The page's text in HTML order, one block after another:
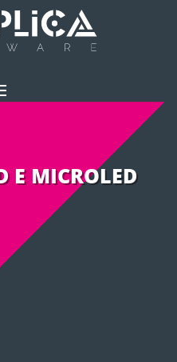
E MICROLED